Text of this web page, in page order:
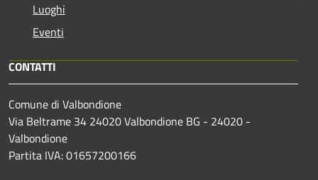
Luoghi
Eventi
CONTATTI
Comune di Valbondione
Via Beltrame 34 24020 Valbondione BG - 24020 -
Valbondione
Partita IVA: 01657200166